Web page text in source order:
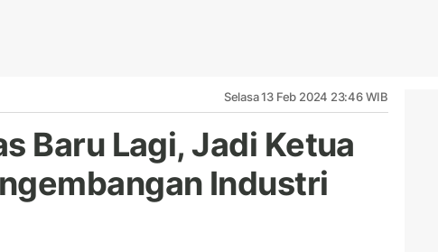
Selasa 13 Feb 2024 23:46 WIB
Baru Lagi, Jadi Ketua
Industri